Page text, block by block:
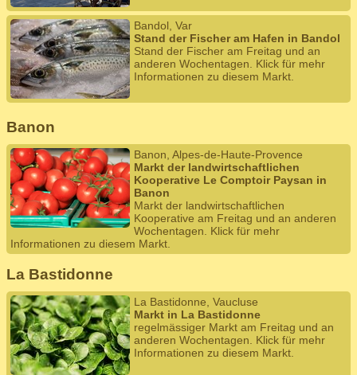
Bandol, Var
Stand der Fischer am Hafen in Bandol
Stand der Fischer am Freitag und an
anderen Wochentagen. Klick für mehr
Informationen zu diesem Markt.
Banon
Banon, Alpes-de-Haute-Provence
Markt der landwirtschaftlichen
Kooperative Le Comptoir Paysan in
Banon
Markt der landwirtschaftlichen
Kooperative am Freitag und an anderen
Wochentagen. Klick für mehr
Informationen zu diesem Markt.
La Bastidonne
La Bastidonne, Vaucluse
Markt in La Bastidonne
regelmässiger Markt am Freitag und an
anderen Wochentagen. Klick für mehr
Informationen zu diesem Markt.